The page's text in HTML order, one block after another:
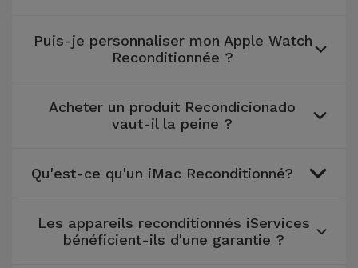
Portefeuilles,
Traceurs et
Mobilité,
Puis-je personnaliser mon Apple Watch
Reconditionnée ?
Acheter un produit Recondicionado
vaut-il la peine ?
Qu'est-ce qu'un iMac Reconditionné?
Les appareils reconditionnés iServices
bénéficient-ils d'une garantie ?